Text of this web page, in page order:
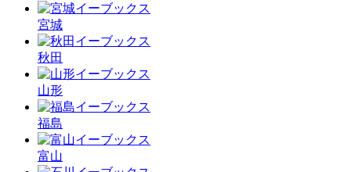
宮城
秋田
山形
福島
富山